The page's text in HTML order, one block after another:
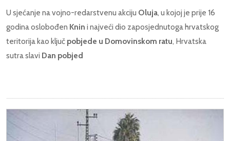
U sjećanje na vojno-redarstvenu akciju Oluja, u kojoj je prije 16
godina oslobođen Knin i najveći dio zaposjednutoga hrvatskog
teritorija kao ključ pobjede u Domovinskom ratu, Hrvatska
sutra slavi Dan pobjed